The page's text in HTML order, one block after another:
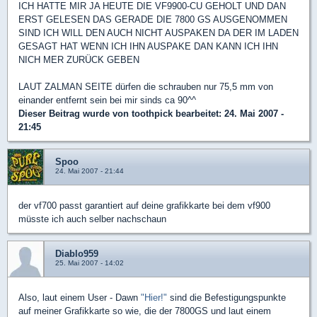
ICH HATTE MIR JA HEUTE DIE VF9900-CU GEHOLT UND DAN
ERST GELESEN DAS GERADE DIE 7800 GS AUSGENOMMEN
SIND ICH WILL DEN AUCH NICHT AUSPAKEN DA DER IM LADEN
GESAGT HAT WENN ICH IHN AUSPAKE DAN KANN ICH IHN
NICH MER ZURÜCK GEBEN
LAUT ZALMAN SEITE dürfen die schrauben nur 75,5 mm von
einander entfernt sein bei mir sinds ca 90^^
Dieser Beitrag wurde von toothpick bearbeitet: 24. Mai 2007 -
21:45
Spoo
24. Mai 2007 - 21:44
der vf700 passt garantiert auf deine grafikkarte bei dem vf900
müsste ich auch selber nachschaun
Diablo959
25. Mai 2007 - 14:02
Also, laut einem User - Dawn "Hier!" sind die Befestigungspunkte
auf meiner Grafikkarte so wie, die der 7800GS und laut einem